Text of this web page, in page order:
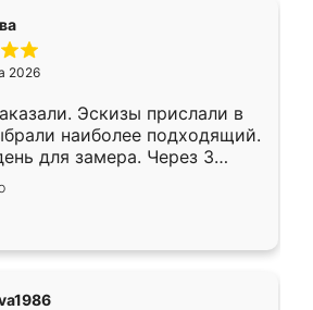
2026
Эскизы прислали в
наиболее подходящий.
для замера. Через 3
уже готова. Остались
Спасибо Ренессанс
работу!